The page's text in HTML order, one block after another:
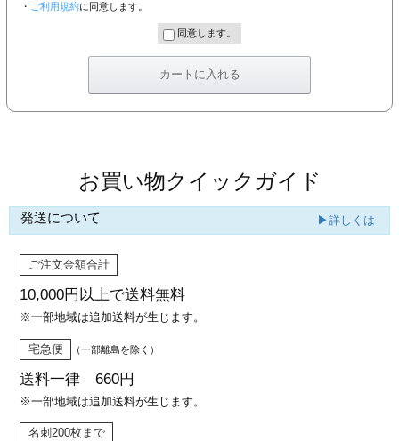
・ ご利用規約に同意します。
同意します。
お買い物クイックガイド
発送について ▶詳しくは
ご注文金額合計
10,000円以上で送料無料
※一部地域は追加送料が生じます。
宅急便 （一部離島を除く）
送料一律 660円
※一部地域は追加送料が生じます。
名刺200枚まで